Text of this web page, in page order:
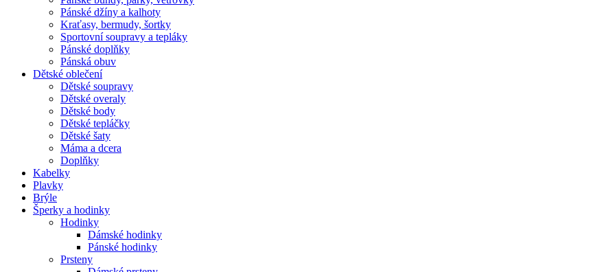
Pánské džíny a kalhoty
Kraťasy, bermudy, šortky
Sportovní soupravy a tepláky
Pánské doplňky
Pánská obuv
Dětské oblečení
Dětské soupravy
Dětské overaly
Dětské body
Dětské tepláčky
Dětské šaty
Máma a dcera
Doplňky
Kabelky
Plavky
Brýle
Šperky a hodinky
Hodinky
Dámské hodinky
Pánské hodinky
Prsteny